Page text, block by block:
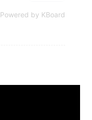
Powered by KBoard